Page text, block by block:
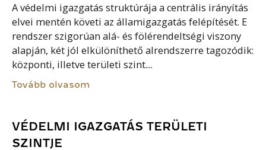
A védelmi igazgatás struktúrája a centrális irányítás
elvei mentén követi az államigazgatás felépítését. E
rendszer szigorúan alá- és fölérendeltségi viszony
alapján, két jól elkülöníthető alrendszerre tagozódik:
központi, illetve területi szint....
Tovább olvasom
VÉDELMI IGAZGATÁS TERÜLETI
SZINTJE